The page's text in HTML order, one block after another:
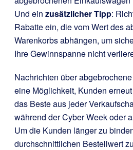
Und ein zusätzlicher Tipp:
Rabatte ein, die vom Wert des
Warenkorbs abhängen, um
Ihre Gewinnspanne nicht
Nachrichten über
eine Möglichkeit, Kunden
das Beste aus jeder
während der Cyber Week oder
Um die Kunden länger zu
durchschnittlichen Bestellwert